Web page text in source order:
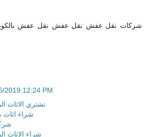
شركات نقل عفش نقل عفش نقل عفش
2019 12:24 PM
نشتري الاثاث
شراء اثاث
شراء الاثاث